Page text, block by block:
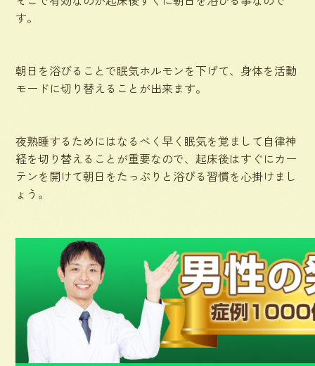
す。
朝日を浴びることで眠気ホルモンを下げて、身体を活動
モードに切り替えることが出来ます。
夜熟睡するためにはなるべく早く眠気を覚まして自律神
経を切り替えることが重要なので、起床後はすぐにカー
テンを開けて朝日をたっぷりと浴びる習慣を心掛けまし
ょう。